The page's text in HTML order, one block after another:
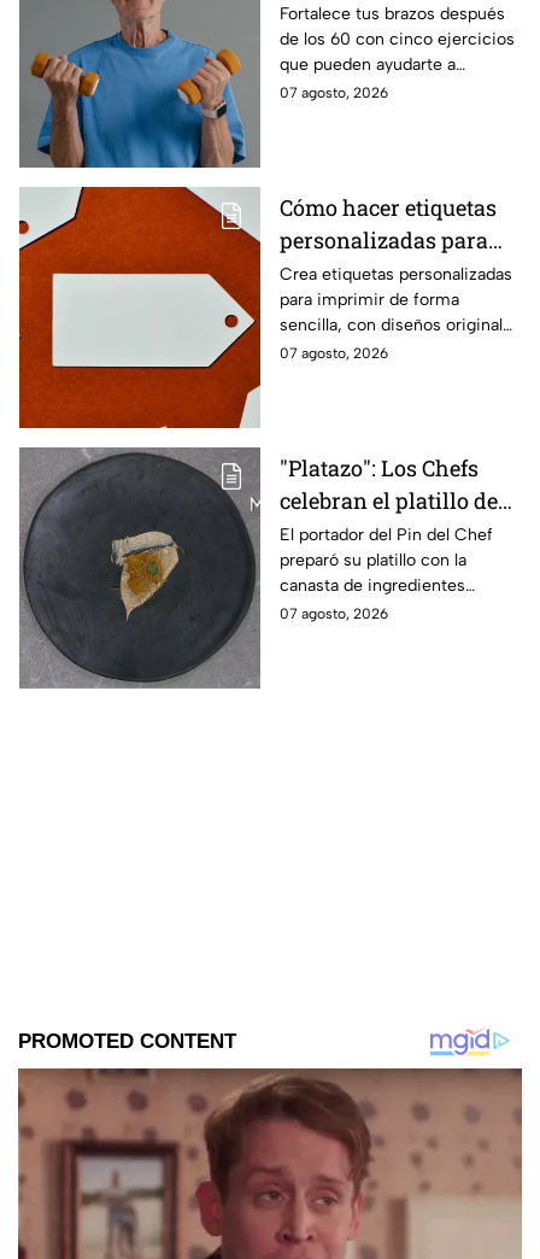
fuerza después de los
60
Fortalece tus brazos después
de los 60 con cinco ejercicios
que pueden ayudarte a
recuperar fuerza, movilidad y
07 agosto, 2026
Cómo hacer etiquetas
personalizadas para
imprimir
Crea etiquetas personalizadas
para imprimir de forma
sencilla, con diseños originales
y detalles adaptados a tus
07 agosto, 2026
"Platazo": Los Chefs
celebran el platillo de
Lancer en la gala de
salvación de
MasterChef 24/7
El portador del Pin del Chef
preparó su platillo con la
canasta de ingredientes
exóticos que contenía erizo de
07 agosto, 2026